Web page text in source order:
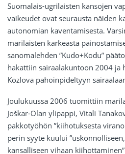
Suomalais-ugrilaisten kansojen
vaikeudet ovat seurausta näiden
autonomian kaventamisesta.
marilaisten karkeasta
sanomalehden ”Kudo+Kodu”
hakattiin sairaalakuntoon 2004 ja
Kozlova pahoinpideltyyn
Joulukuussa 2006 tuomittiin
Joškar-Olan ylipappi, Vitali
pakkotyöhön ”kiihotuksesta
perin syyte kuului
kansalliseen vihaan